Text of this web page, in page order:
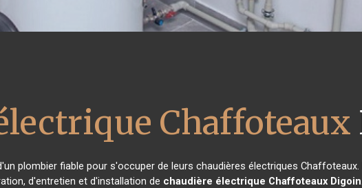
Chaffoteaux
plombier fiable pour s'occuper de leurs chaudières électriques
d'entretien et d'installation de chaudière électrique Chaffoteaux Digoin